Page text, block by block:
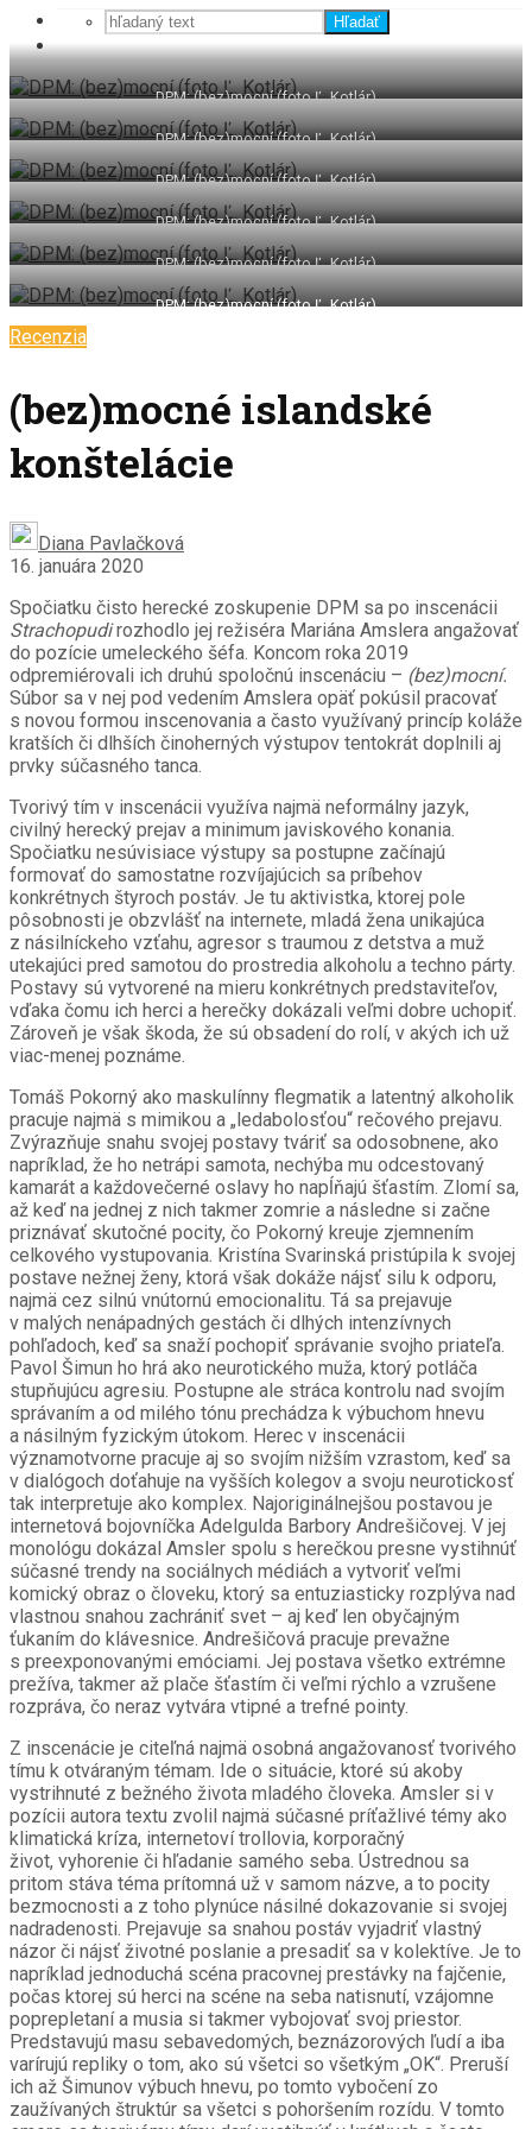
Hľadať
DPM: (bez)mocní (foto Ľ. Kotlár)
DPM: (bez)mocní (foto Ľ. Kotlár)
DPM: (bez)mocní (foto Ľ. Kotlár)
DPM: (bez)mocní (foto Ľ. Kotlár)
DPM: (bez)mocní (foto Ľ. Kotlár)
DPM: (bez)mocní (foto Ľ. Kotlár)
Recenzia
(bez)mocné islandské
konštelácie
Diana Pavlačková
16. januára 2020
Spočiatku čisto herecké zoskupenie DPM sa po inscenácii
Strachopudirozhodlo jej režiséra Mariána Amslera angažovať
do pozície umeleckého šéfa. Koncom roka 2019
odpremiérovali ich druhú spoločnú inscenáciu – (bez)mocní.
Súbor sa v nej pod vedením Amslera opäť pokúsil pracovať
s novou formou inscenovania a často využívaný princíp koláže
kratších či dlhších činoherných výstupov tentokrát doplnili aj
prvky súčasného tanca.
Tvorivý tím v inscenácii využíva najmä neformálny jazyk,
civilný herecký prejav a minimum javiskového konania.
Spočiatku nesúvisiace výstupy sa postupne začínajú
formovať do samostatne rozvíjajúcich sa príbehov
konkrétnych štyroch postáv. Je tu aktivistka, ktorej pole
pôsobnosti je obzvlášť na internete, mladá žena unikajúca
z násilníckeho vzťahu, agresor s traumou z detstva a muž
utekajúci pred samotou do prostredia alkoholu a techno párty.
Postavy sú vytvorené na mieru konkrétnych predstaviteľov,
vďaka čomu ich herci a herečky dokázali veľmi dobre uchopiť.
Zároveň je však škoda, že sú obsadení do rolí, v akých ich už
viac-menej poznáme.
Tomáš Pokorný ako maskulínny flegmatik a latentný alkoholik
pracuje najmä s mimikou a „ledabolosťou“ rečového prejavu.
Zvýrazňuje snahu svojej postavy tváriť sa odosobnene, ako
napríklad, že ho netrápi samota, nechýba mu odcestovaný
kamarát a každovečerné oslavy ho napĺňajú šťastím. Zlomí sa,
až keď na jednej z nich takmer zomrie a následne si začne
priznávať skutočné pocity, čo Pokorný kreuje zjemnením
celkového vystupovania. Kristína Svarinská pristúpila k svojej
postave nežnej ženy, ktorá však dokáže nájsť silu k odporu,
najmä cez silnú vnútornú emocionalitu. Tá sa prejavuje
v malých nenápadných gestách či dlhých intenzívnych
pohľadoch, keď sa snaží pochopiť správanie svojho priateľa.
Pavol Šimun ho hrá ako neurotického muža, ktorý potláča
stupňujúcu agresiu. Postupne ale stráca kontrolu nad svojím
správaním a od milého tónu prechádza k výbuchom hnevu
a násilným fyzickým útokom. Herec v inscenácii
významotvorne pracuje aj so svojím nižším vzrastom, keď sa
v dialógoch doťahuje na vyšších kolegov a svoju neurotickosť
tak interpretuje ako komplex. Najoriginálnejšou postavou je
internetová bojovníčka Adelgulda Barbory Andrešičovej. V jej
monológu dokázal Amsler spolu s herečkou presne vystihnúť
súčasné trendy na sociálnych médiách a vytvoriť veľmi
komický obraz o človeku, ktorý sa entuziasticky rozplýva nad
vlastnou snahou zachrániť svet – aj keď len obyčajným
ťukaním do klávesnice. Andrešičová pracuje prevažne
s preexponovanými emóciami. Jej postava všetko extrémne
prežíva, takmer až plače šťastím či veľmi rýchlo a vzrušene
rozpráva, čo neraz vytvára vtipné a trefné pointy.
Z inscenácie je citeľná najmä osobná angažovanosť tvorivého
tímu k otváraným témam. Ide o situácie, ktoré sú akoby
vystrihnuté z bežného života mladého človeka. Amsler si v
pozícii autora textu zvolil najmä súčasné príťažlivé témy ako
klimatická kríza, internetoví trollovia, korporačný
život, vyhorenie či hľadanie samého seba. Ústrednou sa
pritom stáva téma prítomná už v samom názve, a to pocity
bezmocnosti a z toho plynúce násilné dokazovanie si svojej
nadradenosti. Prejavuje sa snahou postáv vyjadriť vlastný
názor či nájsť životné poslanie a presadiť sa v kolektíve. Je to
napríklad jednoduchá scéna pracovnej prestávky na fajčenie,
počas ktorej sú herci na scéne na seba natisnutí, vzájomne
poprepletaní a musia si takmer vybojovať svoj priestor.
Predstavujú masu sebavedomých, beznázorových ľudí a iba
varírujú repliky o tom, ako sú všetci so všetkým „OK“. Preruší
ich až Šimunov výbuch hnevu, po tomto vybočení zo
zaužívaných štruktúr sa všetci s pohoršením rozídu. V tomto